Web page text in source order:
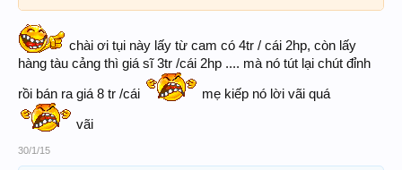
chài ơi tụi này lấy từ cam có 4tr / cái 2hp, còn lấy
hàng tàu cảng thì giá sĩ 3tr /cái 2hp .... mà nó tút lại chút đỉnh
rồi bán ra giá 8 tr /cái mẹ kiếp nó lời vãi quá
vãi
30/1/15